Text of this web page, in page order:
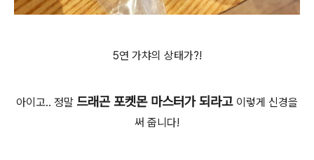
5연 가챠의 상태가?!
아이고.. 정말 드래곤 포켓몬 마스터가 되라고 이렇게 신경을
써 줍니다!